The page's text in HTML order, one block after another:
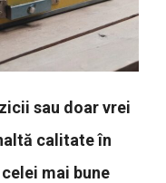
sau doar vrei
calitate în
mai bune